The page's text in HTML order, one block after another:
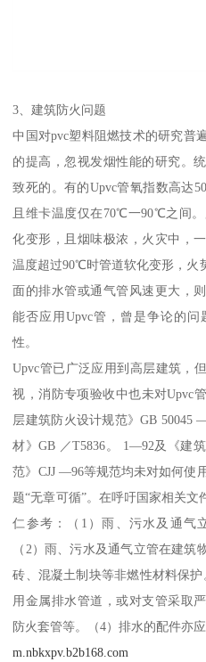
3、建筑防火问题
中国对pvc塑料阻燃技术的研究普
的提高，忽视发烟性能的研究。
致死的。有的Upvc管氧指数高达
且维卡温度仅在70℃一90℃之间
化变形，且烟味极浓，火灾中，
温度超过90℃时管道软化变形，火
面的排水管或通气管风速更大，
能否应用Upvc管，曾是争论的
性。
Upvc管已广泛应用到高层建筑，
视，消防专项验收中也未对Upvc
层建筑防火设计规范》GB 50045
材》GB ／T5836。 1—92及《建
范》CJJ —96等规范均未对如何使
题“无章可循”。在呼吁国家相关
仁参考：（1）雨、污水及通气
（2）雨、污水及通气立管在建
砖、混凝土制块等非燃性材料保
用金属排水管道，或对支管采取
防火套管等。（4）排水的配件亦
m.nbkxpv.b2b168.com